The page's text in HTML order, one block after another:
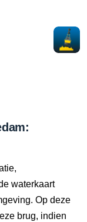
waterkaart
Op deze
brug, indien